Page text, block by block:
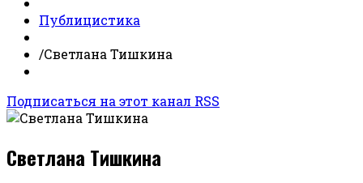
Публицистика
/Светлана Тишкина
Подписаться на этот канал RSS
Светлана Тишкина